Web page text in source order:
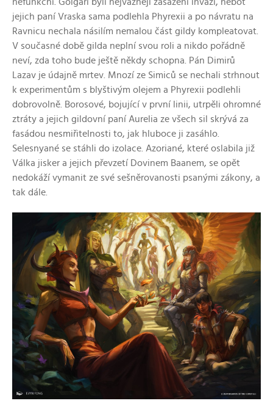
jejich paní Vraska sama podlehla Phyrexii a po návratu na
Ravnicu nechala násilím nemalou část gildy kompleatovat.
V současné době gilda neplní svou roli a nikdo pořádně
neví, zda toho bude ještě někdy schopna. Pán Dimirů
Lazav je údajně mrtev. Mnozí ze Simiců se nechali strhnout
k experimentům s blyštivým olejem a Phyrexii podlehli
dobrovolně. Borosové, bojující v první linii, utrpěli ohromné
ztráty a jejich gildovní paní Aurelia ze všech sil skrývá za
fasádou nesmiřitelnosti to, jak hluboce ji zasáhlo.
Selesnyané se stáhli do izolace. Azoriané, které oslabila již
Válka jisker a jejich převzetí Dovinem Baanem, se opět
nedokáží vymanit ze své sešněrovanosti psanými zákony, a
tak dále.